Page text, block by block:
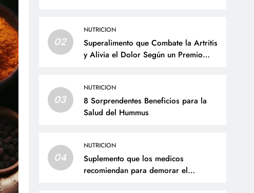
02
NUTRICION
Superalimento que Combate la Artritis
y Alivia el Dolor Según un Premio
03
NUTRICION
8 Sorprendentes Beneficios para la
Salud del Hummus
04
NUTRICION
Suplemento que los medicos
recomiendan para demorar el